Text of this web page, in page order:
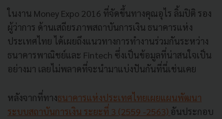
ในงาน Money Expo 2016 ที่จัดขึ้นทางคุณอุไร ลิ้มปิติ รอง
ผู้ว่าการ ด้านเสถียรภาพสถาบันการเงิน ธนาคารแห่ง
ประเทศไทย ได้เผยถึงแนวทางการทำงานร่วมกันระหว่าง
ธนาคารพาณิชย์และ Fintech ซึ่งเป็นข้อมูลที่น่าสนใจเป็น
อย่างมา เลยไม่พลาดที่จะนำมาแบ่งปันกันที่นี่เช่นเคย
หลังจากที่ทางธนาคารแห่งประเทศไทยเผยแผนพัฒนา
ระบบสถาบันการเงิน ระยะที่ 3 (2559 -2563) อันประกอบ